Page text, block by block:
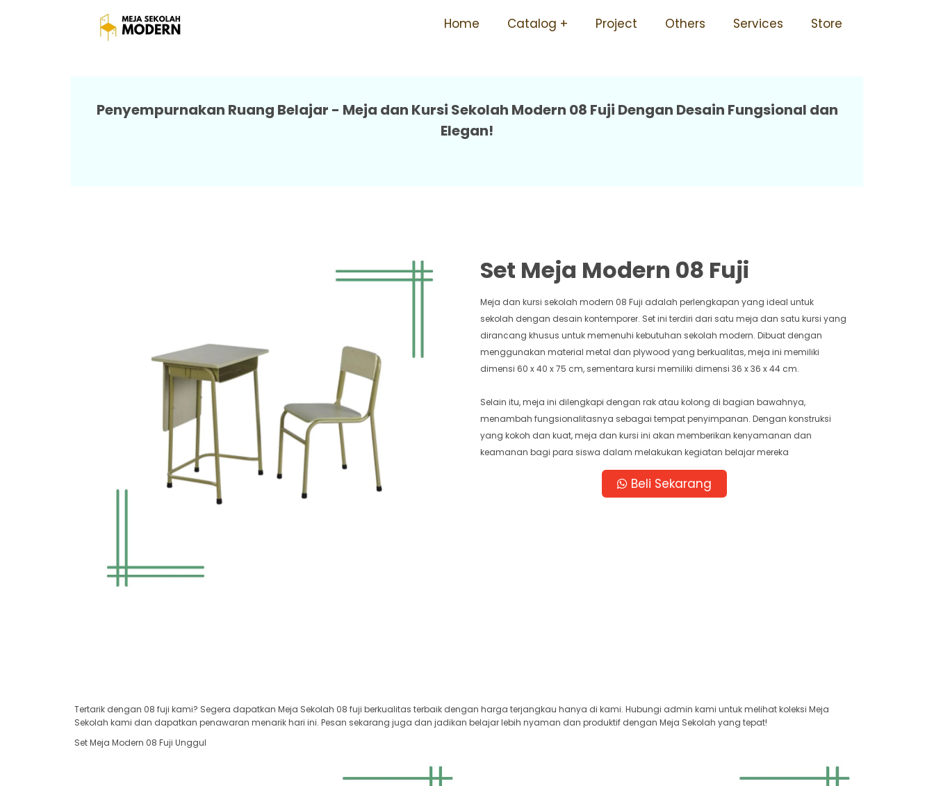
Home Catalog Project Others Services Store
Meja Kursi Sekolah Bangku Besi Ergonomis 08 Fuji
Penyempurnakan Ruang Belajar - Meja dan Kursi Sekolah Modern 08 Fuji Dengan Desain Fungsional dan
Elegan!
Set Meja Modern 08 Fuji
Meja dan kursi sekolah modern 08 Fuji adalah perlengkapan yang ideal untuk
sekolah dengan desain kontemporer. Set ini terdiri dari satu meja dan satu kursi yang
dirancang khusus untuk memenuhi kebutuhan sekolah modern. Dibuat dengan
menggunakan material metal dan plywood yang berkualitas, meja ini memiliki
dimensi 60 x 40 x 75 cm, sementara kursi memiliki dimensi 36 x 36 x 44 cm.
Selain itu, meja ini dilengkapi dengan rak atau kolong di bagian bawahnya,
menambah fungsionalitasnya sebagai tempat penyimpanan. Dengan konstruksi
yang kokoh dan kuat, meja dan kursi ini akan memberikan kenyamanan dan
keamanan bagi para siswa dalam melakukan kegiatan belajar mereka
Beli Sekarang
Tertarik dengan 08 fuji kami? Segera dapatkan Meja Sekolah 08 fuji berkualitas terbaik dengan harga terjangkau hanya di kami. Hubungi admin kami untuk melihat koleksi Meja
Sekolah kami dan dapatkan penawaran menarik hari ini. Pesan sekarang juga dan jadikan belajar lebih nyaman dan produktif dengan Meja Sekolah yang tepat!
Set Meja Modern 08 Fuji Unggul